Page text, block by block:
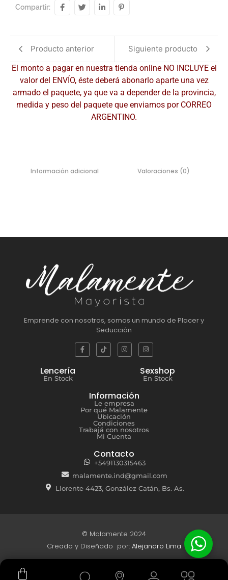
Compartir:
Producto anterior
Siguiente producto
El monto a pagar en nuestra tienda online NO INCLUYE el
valor del ENVÍO, éste deberá abonarlo aparte una vez
armado el paquete, ya que va a depender de la provincia,
medida y peso del paquete que enviamos por CORREO
ARGENTINO.
Información adicional Valoraciones (0)
Emprende con nosotros, somos un mundo de Placer y
Seducción
Lencería
En Stock
Sexshop
En Stock
Información
Le empresa
Por qué Malamente
Ubicación
Condiciones
Trabajá con nosotros
Mi Cuenta
Contacto
+5491130315463
malamente.ind@gmail.com
Llorente 4423, González Catán, Bs. As.
© Malamente 2024
Creado y Diseñado por: Alejandro Lima